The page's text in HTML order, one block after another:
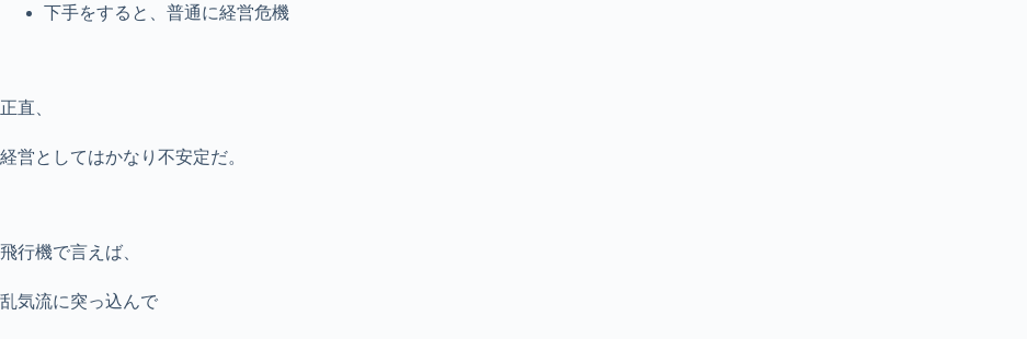
下手をすると、普通に経営危機
正直、
経営としてはかなり不安定だ。
飛行機で言えば、
乱気流に突っ込んで